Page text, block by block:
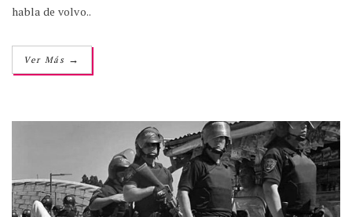
habla de volvo..
Ver Más →